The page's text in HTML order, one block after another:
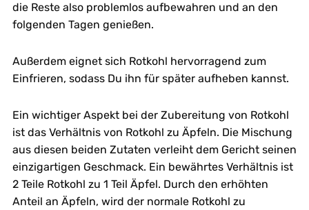
die Reste also problemlos aufbewahren und an den
folgenden Tagen genießen.
Außerdem eignet sich Rotkohl hervorragend zum
Einfrieren, sodass Du ihn für später aufheben kannst.
Ein wichtiger Aspekt bei der Zubereitung von Rotkohl
ist das Verhältnis von Rotkohl zu Äpfeln. Die Mischung
aus diesen beiden Zutaten verleiht dem Gericht seinen
einzigartigen Geschmack. Ein bewährtes Verhältnis ist
2 Teile Rotkohl zu 1 Teil Äpfel. Durch den erhöhten
Anteil an Äpfeln, wird der normale Rotkohl zu